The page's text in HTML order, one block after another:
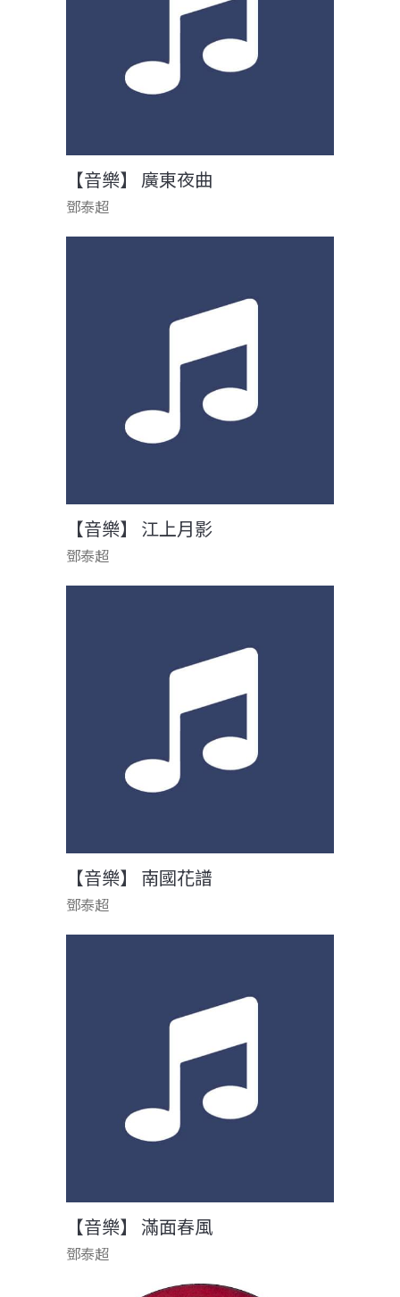
【音樂】 廣東夜曲
鄧泰超
【音樂】 江上月影
鄧泰超
【音樂】 南國花譜
鄧泰超
【音樂】 滿面春風
鄧泰超